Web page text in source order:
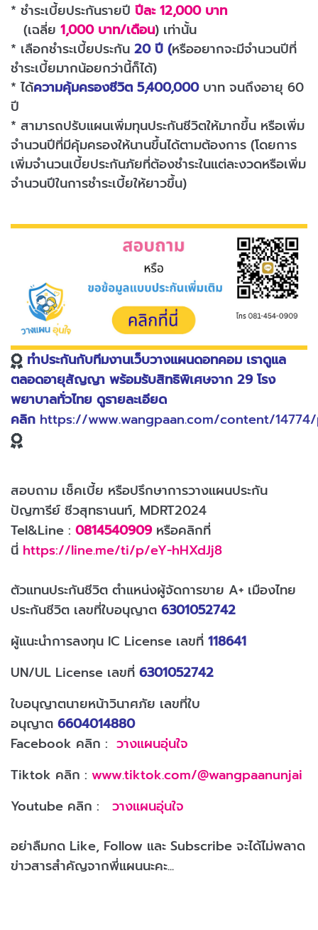
* ชำระเบี้ยประกันรายปี ปีละ 12,000 บาท
(เฉลี่ย 1,000 บาท/เดือน) เท่านั้น
* เลือกชำระเบี้ยประกัน 20 ปี (หรืออยากจะมีจำนวนปีที่
ชำระเบี้ยมากน้อยกว่านี้ก็ได้)
* ได้ความคุ้มครองชีวิต 5,400,000บาท จนถึงอายุ 60
ปี
* สามารถปรับแผนเพิ่มทุนประกันชีวิตให้มากขึ้น หรือเพิ่ม
จำนวนปีที่มีคุ้มครองให้นานขึ้นได้ตามต้องการ (โดยการ
เพิ่มจำนวนเบี้ยประกันภัยที่ต้องชำระในแต่ละงวดหรือเพิ่ม
จำนวนปีในการชำระเบี้ยให้ยาวขึ้น)
ทำประกันกับทีมงานเว็บวางแผนดอทคอม เราดูแล
ตลอดอายุสัญญา พร้อมรับสิทธิพิเศษจาก 29 โรง
พยาบาลทั่วไทย ดูรายละเอียด
คลิก https://www.wangpaan.com/content/
สอบถาม เช็คเบี้ย หรือปรึกษาการวางแผนประกัน
ปัญฑารีย์ ชีวสุทธานนท์, MDRT2024
Tel&Line : 0814540909 หรือคลิกที่
นี่ https://line.me/ti/p/eY-hHXdJj8
ตัวแทนประกันชีวิต ตำแหน่งผู้จัดการขาย A+ เมืองไทย
ประกันชีวิต เลขที่ใบอนุญาต 6301052742
ผู้แนะนำการลงทุน IC License เลขที่ 118641
UN/UL License เลขที่ 6301052742
ใบอนุญาตนายหน้าวินาศภัย เลขที่ใบ
อนุญาต 6604014880
Facebook คลิก : วางแผนอุ่นใจ
Tiktok คลิก : www.tiktok.com/@wangpaanunjai
Youtube คลิก : วางแผนอุ่นใจ
อย่าลืมกด Like, Follow และ Subscribe จะได้ไม่พลาด
ข่าวสารสำคัญจากพี่แผนนะคะ...